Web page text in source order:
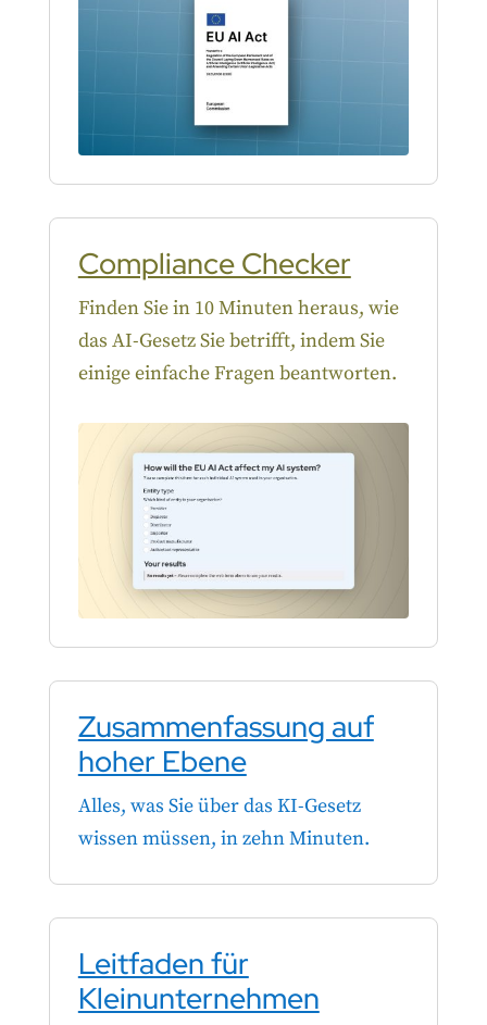
Compliance Checker
Finden Sie in 10 Minuten heraus, wie
das AI-Gesetz Sie betrifft, indem Sie
einige einfache Fragen beantworten.
Zusammenfassung auf
hoher Ebene
Alles, was Sie über das KI-Gesetz
wissen müssen, in zehn Minuten.
Leitfaden für
Kleinunternehmen